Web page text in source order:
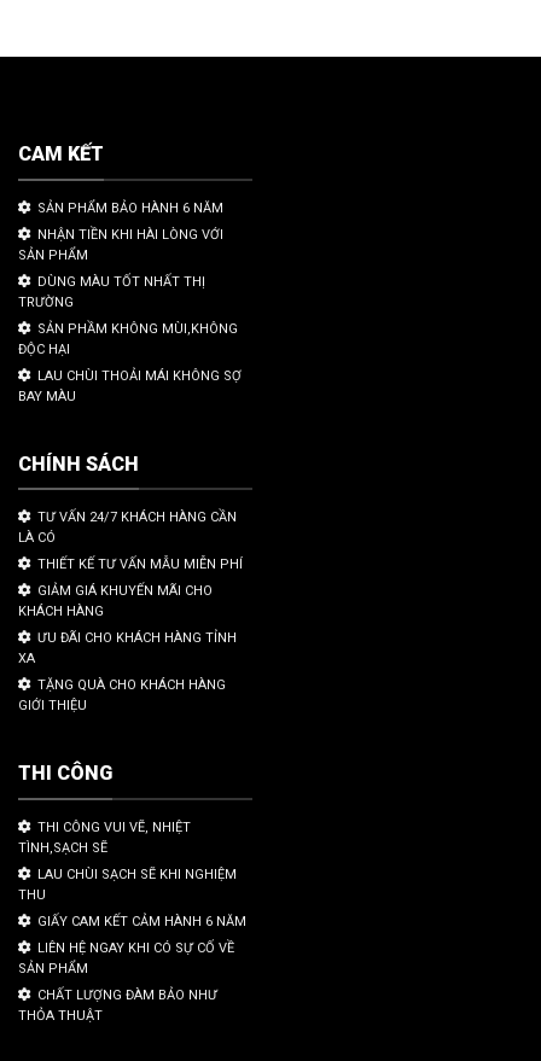
CAM KẾT
SẢN PHẨM BẢO HÀNH 6 NĂM
NHẬN TIỀN KHI HÀI LÒNG VỚI
SẢN PHẨM
DÙNG MÀU TỐT NHẤT THỊ
TRƯỜNG
SẢN PHẦM KHÔNG MÙI,KHÔNG
ĐỘC HẠI
LAU CHÙI THOẢI MÁI KHÔNG SỢ
BAY MÀU
CHÍNH SÁCH
TƯ VẤN 24/7 KHÁCH HÀNG CẦN
LÀ CÓ
THIẾT KẾ TƯ VẤN MẪU MIỄN PHÍ
GIẢM GIÁ KHUYẾN MÃI CHO
KHÁCH HÀNG
ƯU ĐÃI CHO KHÁCH HÀNG TỈNH
XA
TẶNG QUÀ CHO KHÁCH HÀNG
GIỚI THIỆU
THI CÔNG
THI CÔNG VUI VẼ, NHIỆT
TÌNH,SẠCH SẼ
LAU CHÙI SẠCH SẼ KHI NGHIỆM
THU
GIẤY CAM KẾT CẢM HÀNH 6 NĂM
LIÊN HỆ NGAY KHI CÓ SỰ CỐ VỀ
SẢN PHẨM
CHẤT LƯỢNG ĐÀM BẢO NHƯ
THỎA THUẬT